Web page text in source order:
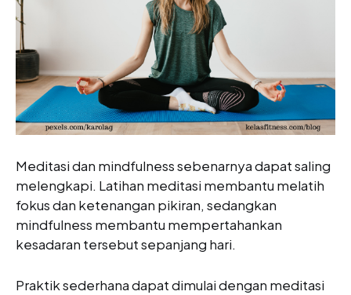
Meditasi dan mindfulness sebenarnya dapat saling
melengkapi. Latihan meditasi membantu melatih
fokus dan ketenangan pikiran, sedangkan
mindfulness membantu mempertahankan
kesadaran tersebut sepanjang hari.
Praktik sederhana dapat dimulai dengan meditasi